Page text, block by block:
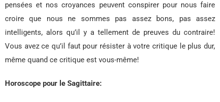
pensées et nos croyances peuvent conspirer pour nous faire
croire que nous ne sommes pas assez bons, pas assez
intelligents, alors qu’il y a tellement de preuves du contraire!
Vous avez ce qu’il faut pour résister à votre critique le plus dur,
même quand ce critique est vous-même!
Horoscope pour le Sagittaire: